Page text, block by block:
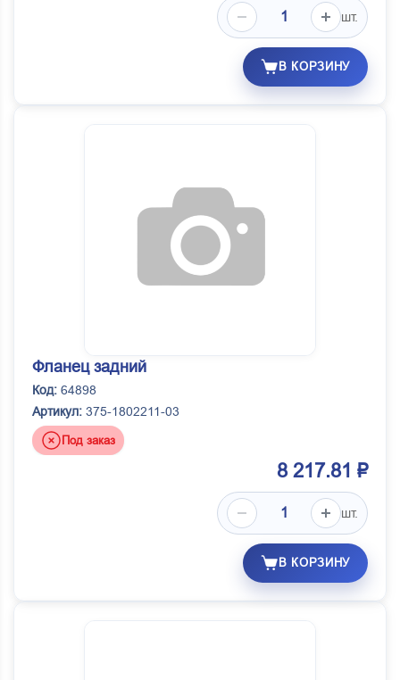
шт.
В КОРЗИНУ
Фланец задний
Код: 64898
Артикул: 375-1802211-03
Под заказ
8 217.81 ₽
шт.
В КОРЗИНУ